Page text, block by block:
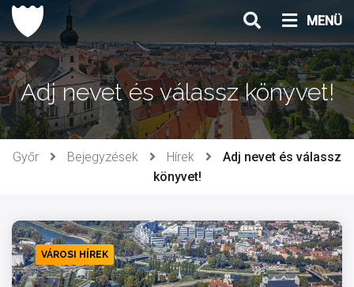
Ugrás
tartalomhoz
MENÜ
Adj nevet és válassz könyvet!
Győr Bejegyzések Hírek
Adj nevet és válassz
könyvet!
VÁROSI HÍREK